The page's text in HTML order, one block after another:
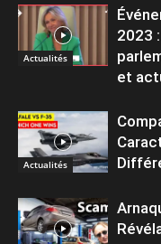
Actualités
2023
et
Actualités